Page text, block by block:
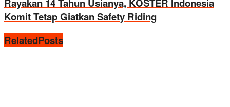
Rayakan 14 Tahun Usianya, KOSTER Indonesia
Komit Tetap Giatkan Safety Riding
RelatedPosts